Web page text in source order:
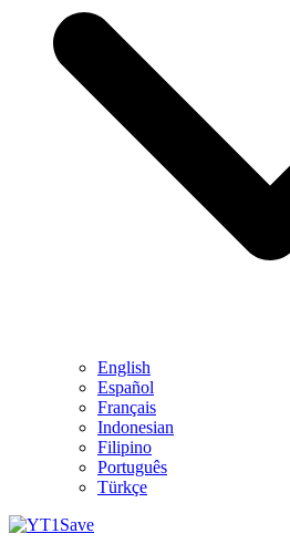
English
Español
Français
Indonesian
Filipino
Português
Türkçe